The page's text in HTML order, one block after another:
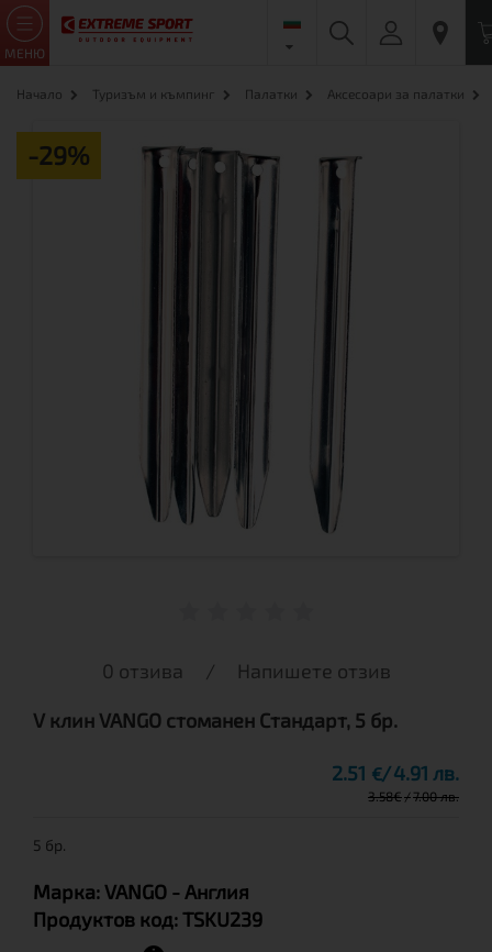
МЕНЮ
Начало Туризъм и къмпинг Палатки Аксесоари за палатки
-29%
0 отзива / Напишете отзив
V клин VANGO стоманен Стандарт, 5 бр.
2.51 € 4.91 лв.
3.58€ 7.00 лв.
5 бр.
Марка:VANGO - Англия
Продуктов код:TSKU239